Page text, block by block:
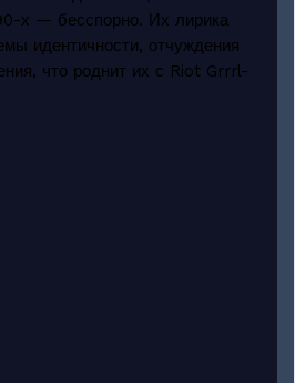
х — бесспорно. Их лирика
идентичности, отчуждения
что роднит их с Riot Grrrl-